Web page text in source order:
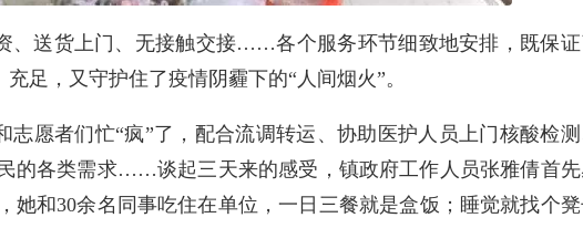
、送货上门、无接触交接……各个服务环节细致地安排，既保
足，又守护住了疫情阴霾下的“人间烟火”。
志愿者们忙“疯”了，配合流调转运、协助医护人员上门核酸检
的各类需求……谈起三天来的感受，镇政府工作人员张雅倩首
她和30余名同事吃住在单位，一日三餐就是盒饭；睡觉就找个